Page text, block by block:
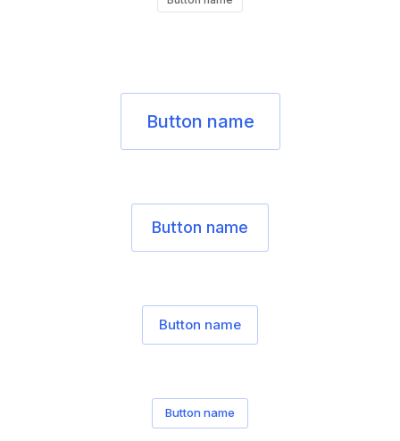
Button name
Button name
Button name
Button name